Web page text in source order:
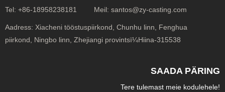
Tel: +86-18958238181 Meil: santos@zy-casting.com
Aadress: Xiacheni tööstuspiirkond, Chunhu linn, Fenghua
piirkond, Ningbo linn, Zhejiangi provintsï¼Hiina-315538
SAADA PÄRING
Tere tulemast meie kodulehele!